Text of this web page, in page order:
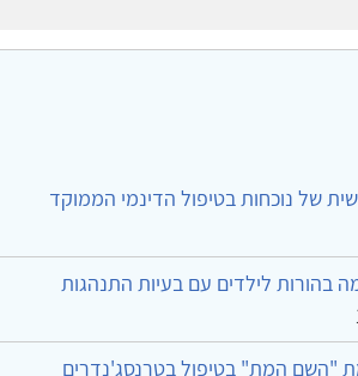
של נוכחות בטיפול הדינמי הממוקד
בהורות לילדים עם בעיות התנהגות
"השם המת" בטיפול בטרנסג'נדרים